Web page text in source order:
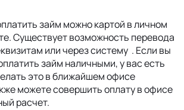
займ можно картой в личном
Существует возможность перевода
или через систему . Если вы
займ наличными, у вас есть
это в ближайшем офисе
можете совершить оплату в офисе
расчет.